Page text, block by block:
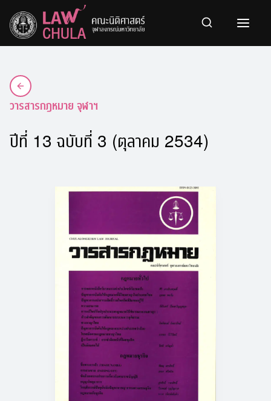
content
วารสารกฎหมาย จุฬาฯ
ปีที่ 13 ฉบับที่ 3 (ตุลาคม 2534)